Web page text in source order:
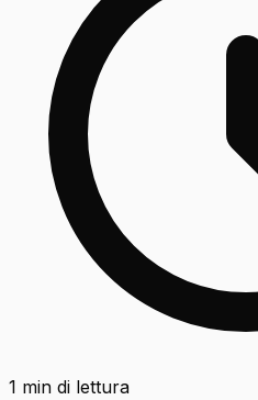
1 min di lettura